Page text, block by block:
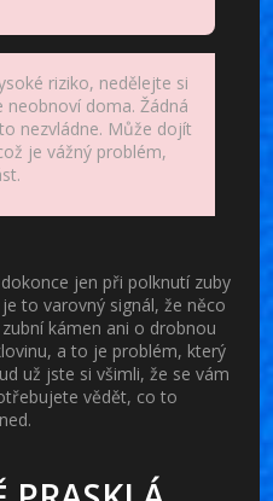
riziko, nedělejte si
neobnoví doma. Žádná
nezvládne. Může dojít
je vážný problém,
jen při polknutí zuby
to varovný signál, že něco
kámen ani o drobnou
, a to je problém, který
už jste si všimli, že se vám
vědět, co to